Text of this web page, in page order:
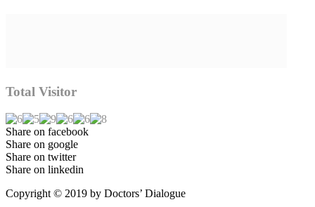
Total Visitor
Share on facebook
Share on google
Share on twitter
Share on linkedin
Copyright © 2019 by Doctors’ Dialogue